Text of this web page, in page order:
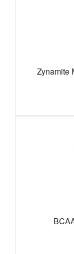
Zynamite